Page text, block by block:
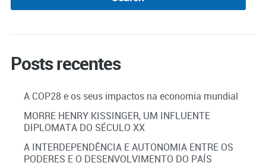
Posts recentes
A COP28 e os seus impactos na economia mundial
MORRE HENRY KISSINGER, UM INFLUENTE
DIPLOMATA DO SÉCULO XX
A INTERDEPENDÊNCIA E AUTONOMIA ENTRE OS
PODERES E O DESENVOLVIMENTO DO PAÍS